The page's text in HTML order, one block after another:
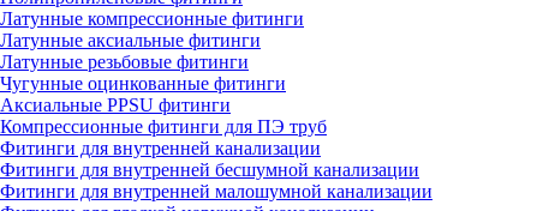
Латунные компрессионные фитинги
Латунные аксиальные фитинги
Латунные резьбовые фитинги
Чугунные оцинкованные фитинги
Аксиальные PPSU фитинги
Компрессионные фитинги для ПЭ труб
Фитинги для внутренней канализации
Фитинги для внутренней бесшумной канализации
Фитинги для внутренней малошумной канализации